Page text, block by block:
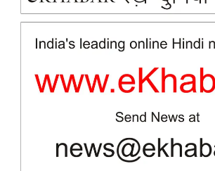
News Week
Magazine PRO